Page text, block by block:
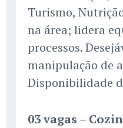
Turismo,
na área; lidera
processos.
manipulação de
Disponibilidade
03 vagas –